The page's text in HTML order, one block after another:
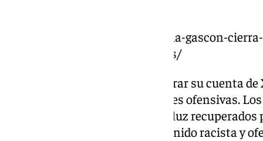
https://www.101tv.es/karla-sofia-gascon-
comentarios-racistas-ofensivos/
Karla Sofía Gascón tuvo que cerrar su cuenta
disculpas por unas publicaciones ofensivas.
años y que volvieron a salir a la luz
estadounidenses, eran de contenido racista y